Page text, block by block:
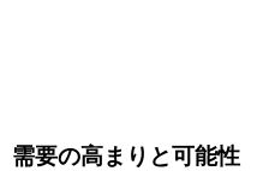
需要の高まりと可能性